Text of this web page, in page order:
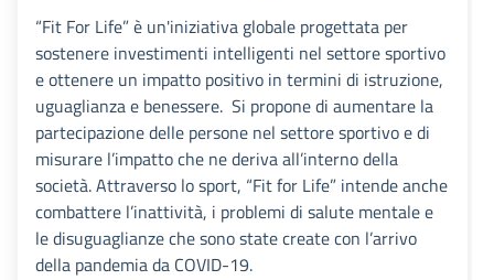
“Fit For Life” è un'iniziativa globale progettata per
sostenere investimenti intelligenti nel settore sportivo
e ottenere un impatto positivo in termini di istruzione,
uguaglianza e benessere. Si propone di aumentare la
partecipazione delle persone nel settore sportivo e di
misurare l’impatto che ne deriva all’interno della
società. Attraverso lo sport, “Fit for Life” intende anche
combattere l’inattività, i problemi di salute mentale e
le disuguaglianze che sono state create con l’arrivo
della pandemia da COVID-19.